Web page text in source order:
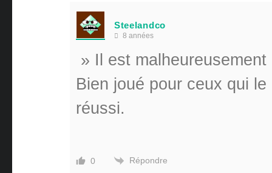
Steelandco
8 années
» Il est
Bien joué pour ceux qui
réussi.
0 Répondre